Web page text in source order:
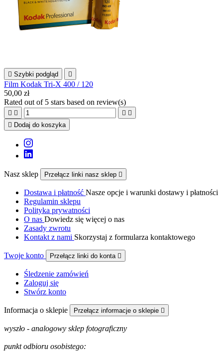
 Szybki podgląd 
Film Kodak Tri-X 400 / 120
50,00 zł
Rated out of 5 stars based on review(s)
   
 Dodaj do koszyka
Nasz sklep Przełącz linki nasz sklep 
Dostawa i płatność Nasze opcje i warunki dostawy i płatności
Regulamin sklepu
Polityka prywatności
O nas Dowiedz się więcej o nas
Zasady zwrotu
Kontakt z nami Skorzystaj z formularza kontaktowego
Twoje konto Przełącz linki do konta 
Śledzenie zamówień
Zaloguj się
Stwórz konto
Informacja o sklepie Przełącz informacje o sklepie 
wyszło - analogowy sklep fotograficzny
punkt odbioru osobistego: